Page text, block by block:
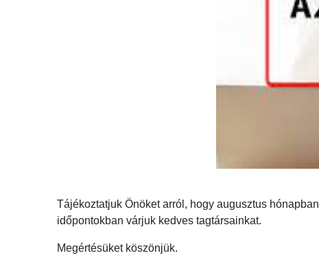
Tájékoztatjuk Önöket arról, hogy augusztus
időpontokban várjuk kedves tagtársainkat.
Megértésüket köszönjük.